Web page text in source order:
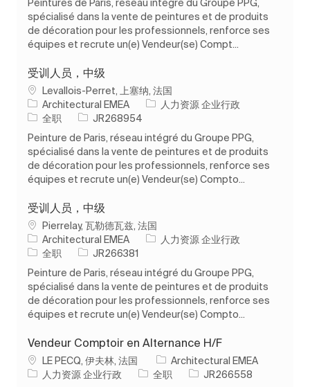
Peintures de Paris, réseau intégré du Groupe PPG,
spécialisé dans la vente de peintures et de produits
de décoration pour les professionnels, renforce ses
équipes et recrute un(e) Vendeur(se) Compt...
受训人员，中级
位置Levallois-Perret, 上塞纳, 法国
Architectural EMEA
类别人力资源 企业行政
工作类型
全职 作业 ID
JR268954
Peinture de Paris, réseau intégré du Groupe PPG,
spécialisé dans la vente de peintures et de produits
de décoration pour les professionnels, renforce ses
équipes et recrute un(e) Vendeur(se) Compto...
受训人员，中级
位置Pierrelay, 瓦勒德瓦兹, 法国
Architectural EMEA
类别人力资源 企业行政
工作类型
全职 作业 ID
JR266381
Peinture de Paris, réseau intégré du Groupe PPG,
spécialisé dans la vente de peintures et de produits
de décoration pour les professionnels, renforce ses
équipes et recrute un(e) Vendeur(se) Compto...
Vendeur Comptoir en Alternance H/F
位置LE PECQ, 伊夫林, 法国
Architectural EMEA
类别人力资源 企业行政 工作类型
全职 作业 ID
JR266558